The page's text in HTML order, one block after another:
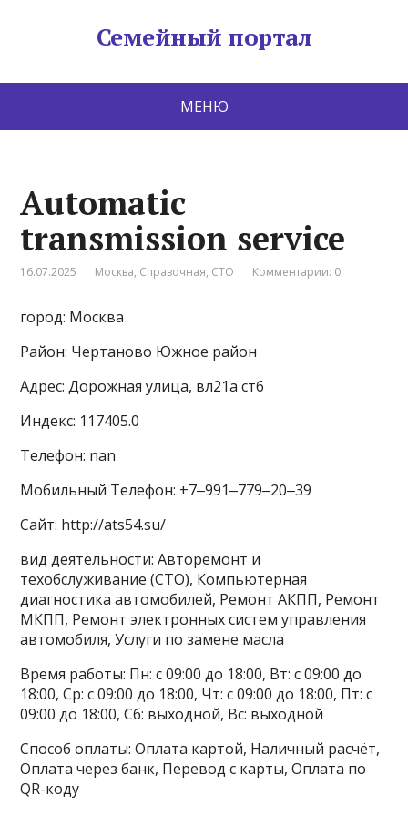
Семейный портал
МЕНЮ
Automatic
transmission service
16.07.2025 Москва, Справочная, СТО Комментарии: 0
город: Москва
Район: Чертаново Южное район
Адрес: Дорожная улица, вл21а ст6
Индекс: 117405.0
Телефон: nan
Мобильный Телефон: +7‒991‒779‒20‒39
Сайт: http://ats54.su/
вид деятельности: Авторемонт и
техобслуживание (СТО), Компьютерная
диагностика автомобилей, Ремонт АКПП, Ремонт
МКПП, Ремонт электронных систем управления
автомобиля, Услуги по замене масла
Время работы: Пн: с 09:00 до 18:00, Вт: с 09:00 до
18:00, Ср: с 09:00 до 18:00, Чт: с 09:00 до 18:00, Пт: с
09:00 до 18:00, Сб: выходной, Вс: выходной
Способ оплаты: Оплата картой, Наличный расчёт,
Оплата через банк, Перевод с карты, Оплата по
QR-коду